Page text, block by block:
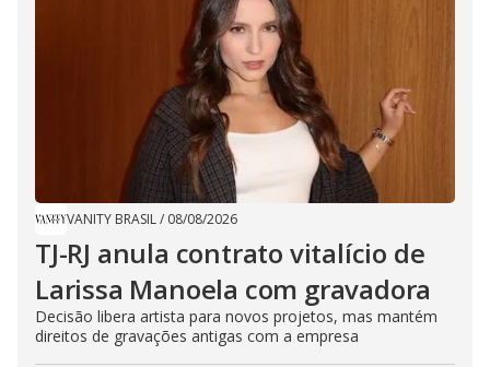
VANITY BRASIL/ 08/08/2026
TJ-RJ anula contrato vitalício de
Larissa Manoela com gravadora
Decisão libera artista para novos projetos, mas mantém
direitos de gravações antigas com a empresa